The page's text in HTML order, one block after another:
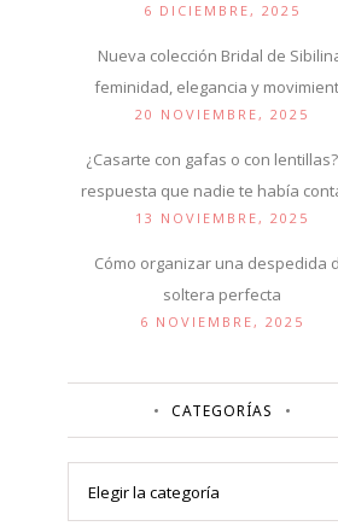
6 DICIEMBRE, 2025
Nueva colección Bridal de
feminidad, elegancia y
20 NOVIEMBRE, 2025
¿Casarte con gafas o con
respuesta que nadie te había
13 NOVIEMBRE, 2025
Cómo organizar una despedida
soltera perfecta
6 NOVIEMBRE, 2025
CATEGORÍAS